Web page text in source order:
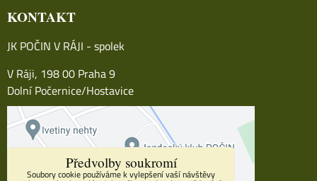
KONTAKT
JK POČIN V RÁJI - spolek
V Ráji, 198 00 Praha 9
Dolní Počernice/Hostavice
Předvolby soukromí
Soubory cookie používáme k vylepšení vaší návštěvy